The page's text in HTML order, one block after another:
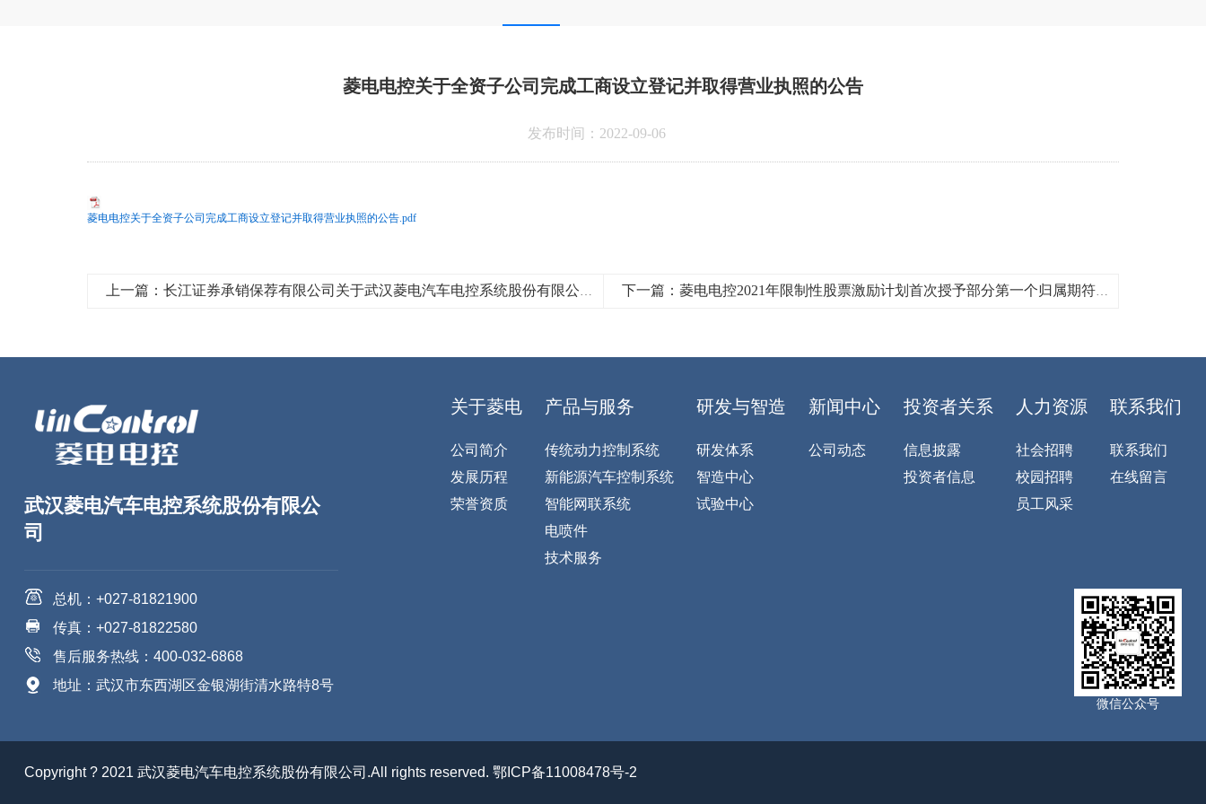
菱电电控关于全资子公司完成工商设立登记并取得营业执照的公告
发布时间：2022-09-06
菱电电控关于全资子公司完成工商设立登记并取得营业执照的公告.pdf
武汉菱电汽车电控系统股份有限公
司
总机：+027-81821900
传真：+027-81822580
售后服务热线：400-032-6868
地址：武汉市东西湖区金银湖街清水路特8号
关于菱电
公司简介
发展历程
荣誉资质
产品与服务
传统动力控制系统
新能源汽车控制系统
智能网联系统
电喷件
技术服务
研发与智造
研发体系
智造中心
试验中心
新闻中心
公司动态
投资者关系
信息披露
投资者信息
人力资源
社会招聘
校园招聘
员工风采
联系我们
联系我们
在线留言
微信公众号
Copyright ? 2021 武汉菱电汽车电控系统股份有限公司.All rights reserved. 鄂ICP备11008478号-2